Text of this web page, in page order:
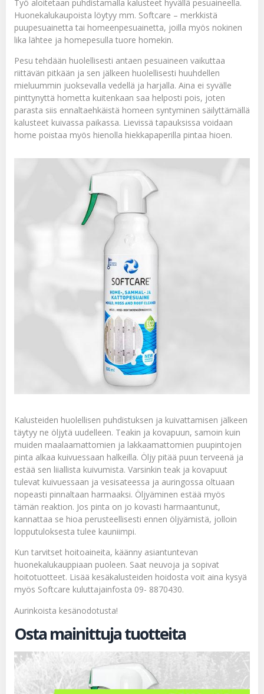
Työ aloitetaan puhdistamalla kalusteet hyvällä pesuaineella.
Huonekalukaupoista löytyy mm. Softcare – merkkistä
puupesuainetta tai homeenpesuainetta, joilla myös nokinen
lika lähtee ja homepesulla tuore homekin.
Pesu tehdään huolellisesti antaen pesuaineen vaikuttaa
riittävän pitkään ja sen jälkeen huolellisesti huuhdellen
mieluummin juoksevalla vedellä ja harjalla. Aina ei syvälle
pinttynyttä hometta kuitenkaan saa helposti pois, joten
parasta siis ennaltaehkäistä homeen syntyminen säilyttämällä
kalusteet kuivassa paikassa. Lievissä tapauksissa voidaan
home poistaa myös hienolla hiekkapaperilla pintaa hioen.
Kalusteiden huolellisen puhdistuksen ja kuivattamisen jälkeen
täytyy ne öljytä uudelleen. Teakin ja kovapuun, samoin kuin
muiden maalaamattomien ja lakkaamattomien puupintojen
pinta alkaa kuivuessaan halkeilla. Öljy pitää puun terveenä ja
estää sen liiallista kuivumista. Varsinkin teak ja kovapuut
tulevat kuivuessaan ja vesisateessa ja auringossa oltuaan
nopeasti pinnaltaan harmaaksi. Öljyäminen estää myös
tämän reaktion. Jos pinta on jo kovasti harmaantunut,
kannattaa se hioa perusteellisesti ennen öljyämistä, jolloin
lopputuloksesta tulee kauniimpi.
Kun tarvitset hoitoaineita, käänny asiantuntevan
huonekalukauppiaan puoleen. Saat neuvoja ja sopivat
hoitotuotteet. Lisää kesäkalusteiden hoidosta voit aina kysyä
myös Softcare kuluttajainfosta 09- 8870430.
Aurinkoista kesänodotusta!
Osta mainittuja tuotteita